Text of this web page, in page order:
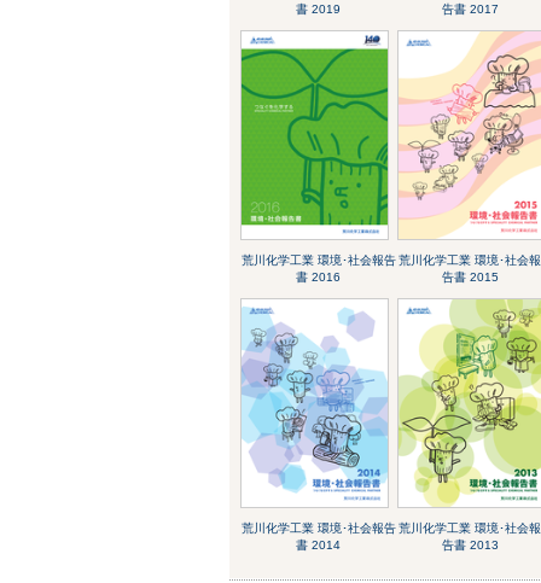
書 2019
告書 2017
荒川化学工業 環境･社会報告
書 2016
荒川化学工業 環境･社会報
告書 2015
荒川化学工業 環境･社会報告
書 2014
荒川化学工業 環境･社会報
告書 2013